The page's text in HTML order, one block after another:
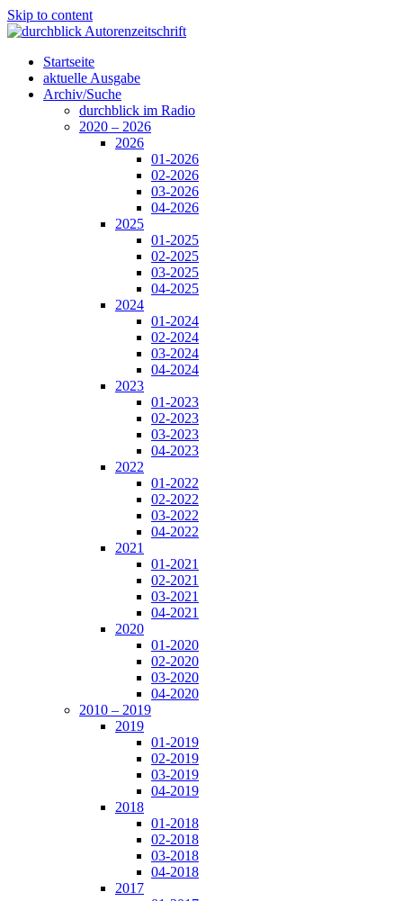
Skip to content
Startseite
aktuelle Ausgabe
Archiv/Suche
durchblick im Radio
2020 – 2026
2026
01-2026
02-2026
03-2026
04-2026
2025
01-2025
02-2025
03-2025
04-2025
2024
01-2024
02-2024
03-2024
04-2024
2023
01-2023
02-2023
03-2023
04-2023
2022
01-2022
02-2022
03-2022
04-2022
2021
01-2021
02-2021
03-2021
04-2021
2020
01-2020
02-2020
03-2020
04-2020
2010 – 2019
2019
01-2019
02-2019
03-2019
04-2019
2018
01-2018
02-2018
03-2018
04-2018
2017